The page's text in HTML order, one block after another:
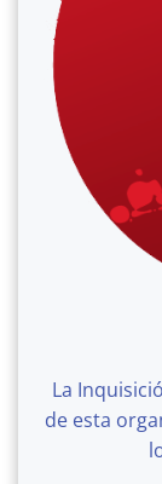
La
de esta